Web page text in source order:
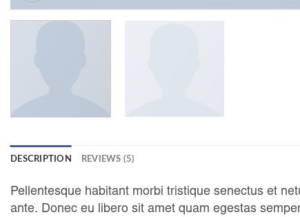
DESCRIPTION REVIEWS (5)
Pellentesque habitant morbi tristique senectus et
ante. Donec eu libero sit amet quam egestas